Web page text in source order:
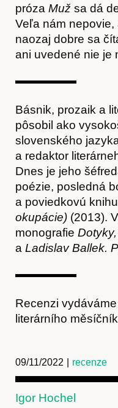
próza Muž sa dá
Veľa nám nepovie,
naozaj dobre sa
ani uvedené nie je
Básnik, prozaik a
pôsobil ako
slovenského
a redaktor
Dnes je jeho
poézie, posledná
a poviedkovú knihu
okupácie) (2013).
monografie
a Ladislav Ballek.
Recenzi
literárního
09/11/2022 recenze
Igor Hochel